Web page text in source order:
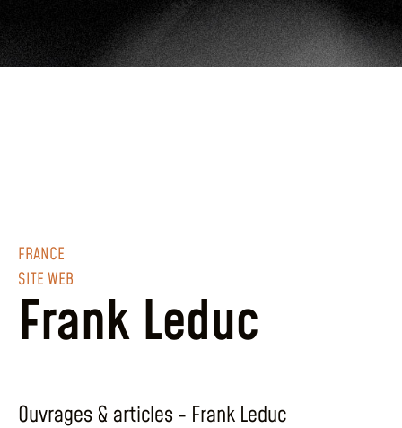
FRANCE
SITE WEB
Frank Leduc
Ouvrages & articles - Frank Leduc